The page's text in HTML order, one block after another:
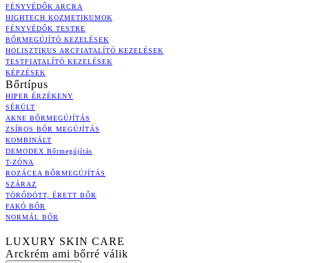
FÉNYVÉDŐK ARCRA
HIGHTECH KOZMETIKUMOK
FÉNYVÉDŐK TESTRE
BŐRMEGÚJÍTÓ KEZELÉSEK
HOLISZTIKUS ARCFIATALÍTÓ KEZELÉSEK
TESTFIATALÍTÓ KEZELÉSEK
KÉPZÉSEK
Bőrtípus
HIPER ÉRZÉKENY
SÉRÜLT
AKNE BŐRMEGÚJÍTÁS
ZSÍROS BŐR MEGÚJÍTÁS
KOMBINÁLT
DEMODEX Bőrmegújítás
T-ZÓNA
ROZÁCEA BŐRMEGÚJÍTÁS
SZÁRAZ
TÖRŐDÖTT, ÉRETT BŐR
FAKÓ BŐR
NORMÁL BŐR
LUXURY SKIN CARE
Arckrém ami bőrré válik